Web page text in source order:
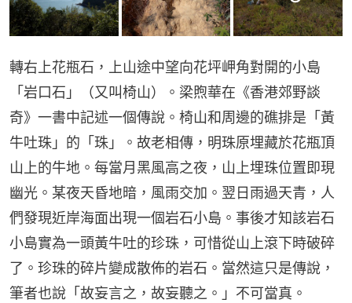
轉右上花瓶石，上山途中望向花坪岬角對開的小島
「岩口石」（又叫椅山）。梁煦華在《香港郊野談
奇》一書中記述一個傳說。椅山和周邊的礁排是「黃
牛吐珠」的「珠」。故老相傳，明珠原埋藏於花瓶頂
山上的牛地。每當月黑風高之夜，山上埋珠位置即現
幽光。某夜天昏地暗，風雨交加。翌日雨過天青，人
們發現近岸海面出現一個岩石小島。事後才知該岩石
小島實為一頭黃牛吐的珍珠，可惜從山上滾下時破碎
了。珍珠的碎片變成散佈的岩石。當然這只是傳說，
筆者也說「故妄言之，故妄聽之。」不可當真。